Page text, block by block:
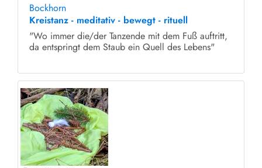
Bockhorn
Kreistanz - meditativ - bewegt - rituell
"Wo immer die/der Tanzende mit dem Fuß auftritt,
da entspringt dem Staub ein Quell des Lebens"